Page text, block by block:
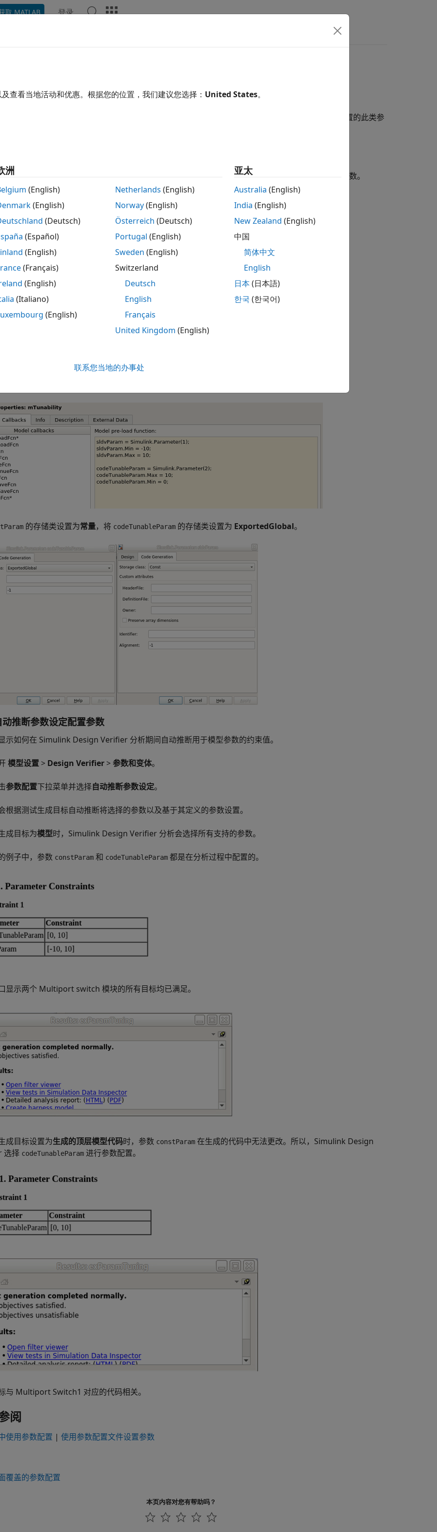
取 MATLAB 登录
断分析的参数规范
对象中配置的此类参
成目标为生成的顶层模型代码或生成的模型引用代码时，参数配置中选择生成代码中可以改变值的参数。
的存储类设置为常量，将 codeTunableParam 的存储类设置为 ExportedGlobal。
动推断参数设定配置参数
示如何在 Simulink Design Verifier 分析期间自动推断用于模型参数的约束值。
模型设置 > Design Verifier > 参数和变体。
参数配置下拉菜单并选择自动推断参数设定。
根据测试生成目标自动推断将选择的参数以及基于其定义的参数设置。
成目标为模型时， Simulink Design Verifier 分析会选择所有支持的参数。
例子中，参数 constParam 和 codeTunableParam 都是在分析过程中配置的。
显示两个 Multiport switch 模块的所有目标均已满足。
成目标设置为生成的顶层模型代码时，参数 constParam 在生成的代码中无法更改。所以， Simulink Design
选择 codeTunableParam 进行参数配置。
与 Multiport Switch1 对应的代码相关。
阅
使用参数配置 | 使用参数配置文件设置参数
覆盖的参数配置
本页内容对您有帮助吗？
查看当地活动和优惠。根据您的位置，我们建议您选择： United States。
洲
(English)
(English)
(Deutsch)
(Español)
(English)
(Français)
(English)
(Italiano)
(English)
Netherlands (English)
Norway(English)
Österreich (Deutsch)
Portugal (English)
Sweden (English)
Switzerland
Deutsch
English
Français
United Kingdom (English)
亚太
Australia (English)
India (English)
New Zealand (English)
中国
简体中文
English
日本(日本語)
한국 (한국어)
联系您当地的办事处